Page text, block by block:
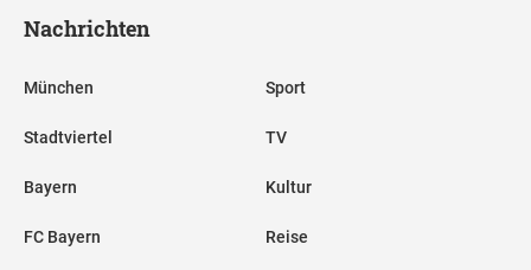
Nachrichten
München
Stadtviertel
Bayern
FC Bayern
Sport
TV
Kultur
Reise